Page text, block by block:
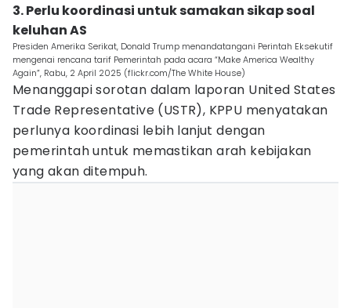
3. Perlu koordinasi untuk samakan sikap soal
keluhan AS
Presiden Amerika Serikat, Donald Trump menandatangani Perintah Eksekutif
mengenai rencana tarif Pemerintah pada acara “Make America Wealthy
Again”, Rabu, 2 April 2025 (flickr.com/The White House)
Menanggapi sorotan dalam laporan United States
Trade Representative (USTR), KPPU menyatakan
perlunya koordinasi lebih lanjut dengan
pemerintah untuk memastikan arah kebijakan
yang akan ditempuh.